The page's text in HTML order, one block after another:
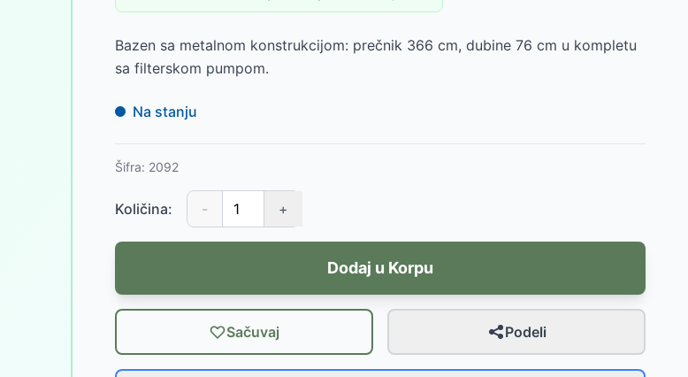
Bazen sa metalnom konstrukcijom: prečnik 366 cm, dubine 76 cm u kompletu
sa filterskom pumpom.
Na stanju
Šifra: 2092
Količina: - +
Dodaj u Korpu
Sačuvaj Podeli